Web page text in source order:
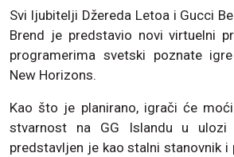
Svi ljubitelji Džereda Letoa i Gucci
Brend je predstavio novi virtuelni
programerima svetski poznate
New Horizons.
Kao što je planirano, igrači će
stvarnost na GG Islandu u ulozi
predstavljen je kao stalni stanovnik i